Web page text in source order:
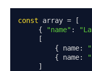
const array =
[
{
"name" :
[
{ name:
{ name:
]